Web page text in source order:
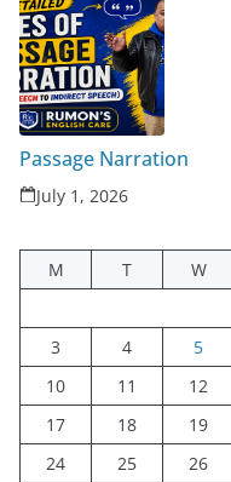
Passage Narration
July 1, 2026
M T W
3
4 5
10
11 12
17
18 19
24
25 26